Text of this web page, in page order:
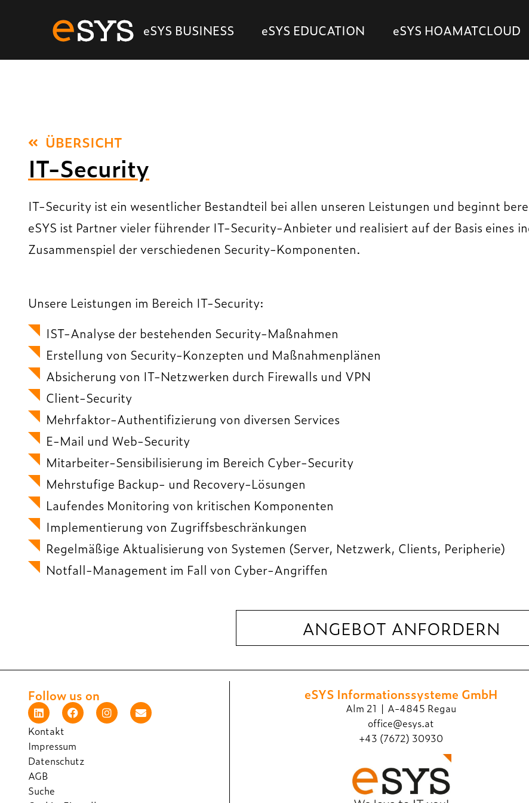
eSYS BUSINESS eSYS EDUCATION eSYS HOAMATCLOUD
ÜBERSICHT
IT-Security
IT-Security ist ein wesentlicher Bestandteil bei allen unseren Leistungen und beginnt
eSYS ist Partner vieler führender IT-Security-Anbieter und realisiert auf der Basis eines
Zusammenspiel der verschiedenen Security-Komponenten.
Unsere Leistungen im Bereich IT-Security:
IST-Analyse der bestehenden Security-Maßnahmen
Erstellung von Security-Konzepten und Maßnahmenplänen
Absicherung von IT-Netzwerken durch Firewalls und VPN
Client-Security
Mehrfaktor-Authentifizierung von diversen Services
E-Mail und Web-Security
Mitarbeiter-Sensibilisierung im Bereich Cyber-Security
Mehrstufige Backup- und Recovery-Lösungen
Laufendes Monitoring von kritischen Komponenten
Implementierung von Zugriffsbeschränkungen
Regelmäßige Aktualisierung von Systemen (Server, Netzwerk, Clients, Peripherie)
Notfall-Management im Fall von Cyber-Angriffen
ANGEBOT ANFORDERN
Follow us on
Kontakt
Impressum
Datenschutz
AGB
Suche
eSYS Informations­systeme GmbH
Alm 21 | A-4845 Regau
office@esys.at
+43 (7672) 30930